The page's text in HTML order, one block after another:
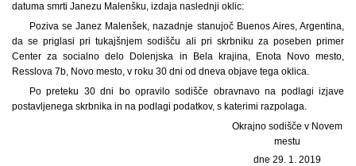
datuma smrti Janezu Malenšku, izdaja naslednji oklic:
Poziva se Janez Malenšek, nazadnje stanujoč Buenos Aires, Argentina,
da se priglasi pri tukajšnjem sodišču ali pri skrbniku za poseben primer
Center za socialno delo Dolenjska in Bela krajina, Enota Novo mesto,
Resslova 7b, Novo mesto, v roku 30 dni od dneva objave tega oklica.
Po preteku 30 dni bo opravilo sodišče obravnavo na podlagi izjave
postavljenega skrbnika in na podlagi podatkov, s katerimi razpolaga.
Okrajno sodišče v Novem
mestu
dne 29. 1. 2019